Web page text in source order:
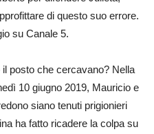
di questo suo errore.
su Canale 5.
il posto che cercavano? Nella
10 giugno 2019, Mauricio e
siano tenuti prigionieri
ha fatto ricadere la colpa su